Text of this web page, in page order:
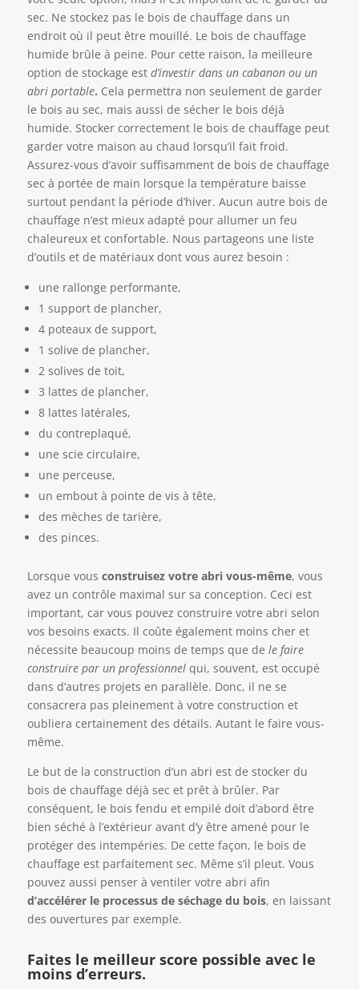
sec. Ne stockez pas le bois de chauffage dans un
endroit où il peut être mouillé. Le bois de chauffage
humide brûle à peine. Pour cette raison, la meilleure
option de stockage est d’investir dans un cabanon ou un
abri portable. Cela permettra non seulement de garder
le bois au sec, mais aussi de sécher le bois déjà
humide. Stocker correctement le bois de chauffage peut
garder votre maison au chaud lorsqu’il fait froid.
Assurez-vous d’avoir suffisamment de bois de chauffage
sec à portée de main lorsque la température baisse
surtout pendant la période d’hiver. Aucun autre bois de
chauffage n’est mieux adapté pour allumer un feu
chaleureux et confortable. Nous partageons une liste
d’outils et de matériaux dont vous aurez besoin :
une rallonge performante,
1 support de plancher,
4 poteaux de support,
1 solive de plancher,
2 solives de toit,
3 lattes de plancher,
8 lattes latérales,
du contreplaqué,
une scie circulaire,
une perceuse,
un embout à pointe de vis à tête,
des mèches de tarière,
des pinces.
Lorsque vous construisez votre abri vous-même, vous
avez un contrôle maximal sur sa conception. Ceci est
important, car vous pouvez construire votre abri selon
vos besoins exacts. Il coûte également moins cher et
nécessite beaucoup moins de temps que de le faire
construire par un professionnelqui, souvent, est occupé
dans d’autres projets en parallèle. Donc, il ne se
consacrera pas pleinement à votre construction et
oubliera certainement des détails. Autant le faire vous-
même.
Le but de la construction d’un abri est de stocker du
bois de chauffage déjà sec et prêt à brûler. Par
conséquent, le bois fendu et empilé doit d’abord être
bien séché à l’extérieur avant d’y être amené pour le
protéger des intempéries. De cette façon, le bois de
chauffage est parfaitement sec. Même s’il pleut. Vous
pouvez aussi penser à ventiler votre abri afin
d’accélérer le processus de séchage du bois, en laissant
des ouvertures par exemple.
Faites le meilleur score possible avec le
moins d’erreurs.